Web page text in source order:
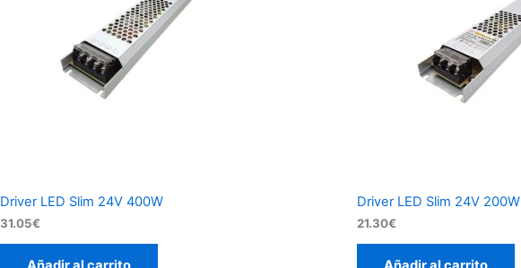
Driver LED Slim 24V 400W
31.05€
Driver LED Slim 24V 200W
21.30€